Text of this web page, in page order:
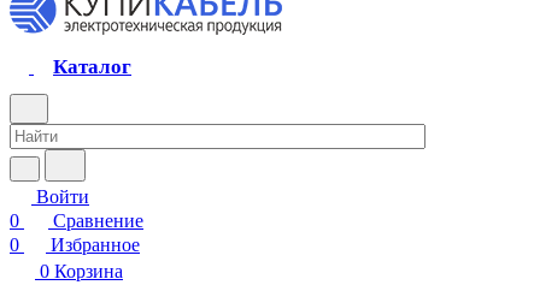
Каталог
Войти
0
Сравнение
0
Избранное
0 Корзина